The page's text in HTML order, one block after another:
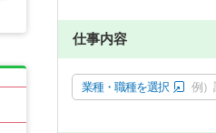
仕事内容
業種・職種を選択 例）